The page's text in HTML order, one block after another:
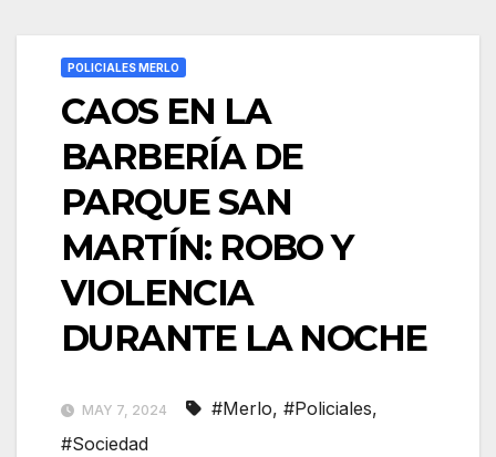
POLICIALES MERLO
CAOS EN LA
BARBERÍA DE
PARQUE SAN
MARTÍN: ROBO Y
VIOLENCIA
DURANTE LA NOCHE
MAY 7, 2024 #Merlo, #Policiales,
#Sociedad